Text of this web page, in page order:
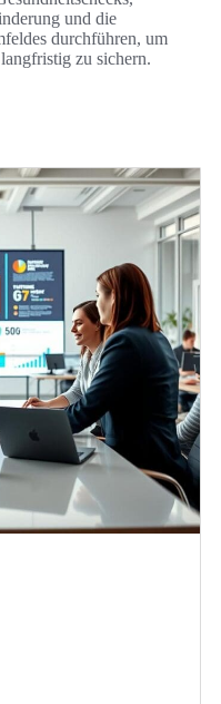
und die
durchführen, um
zu sichern.